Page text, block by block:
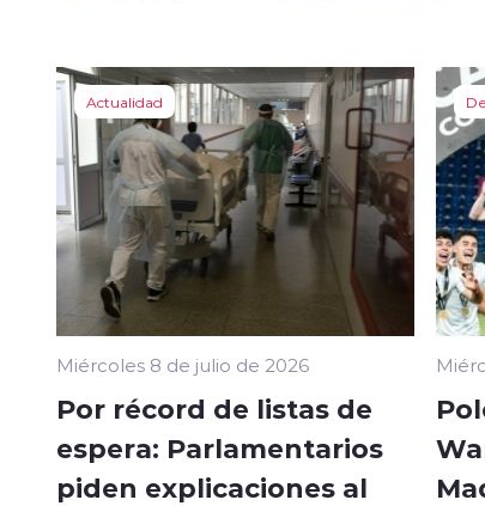
Actualidad
Miércoles 8 de julio de 2026
Por récord de listas de
espera: Parlamentarios
piden explicaciones al